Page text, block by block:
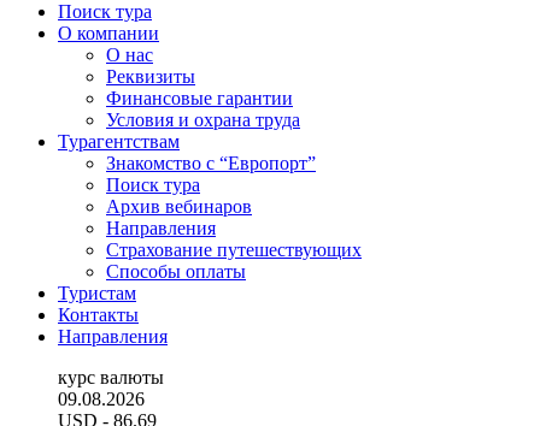
Поиск тура
О компании
О нас
Реквизиты
Финансовые гарантии
Условия и охрана труда
Турагентствам
Знакомство с “Европорт”
Поиск тура
Архив вебинаров
Направления
Страхование путешествующих
Способы оплаты
Туристам
Контакты
Направления
курс валюты
09.08.2026
USD - 86.69